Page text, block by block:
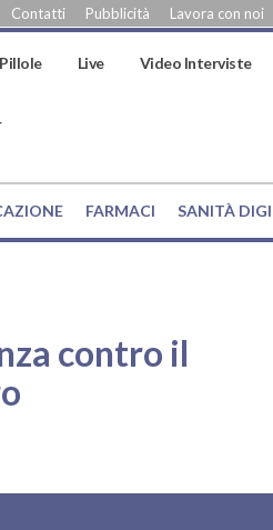
Contatti Pubblicità Lavora con noi
Pillole Live Video Interviste
FARMACI SANITÀ
contro il